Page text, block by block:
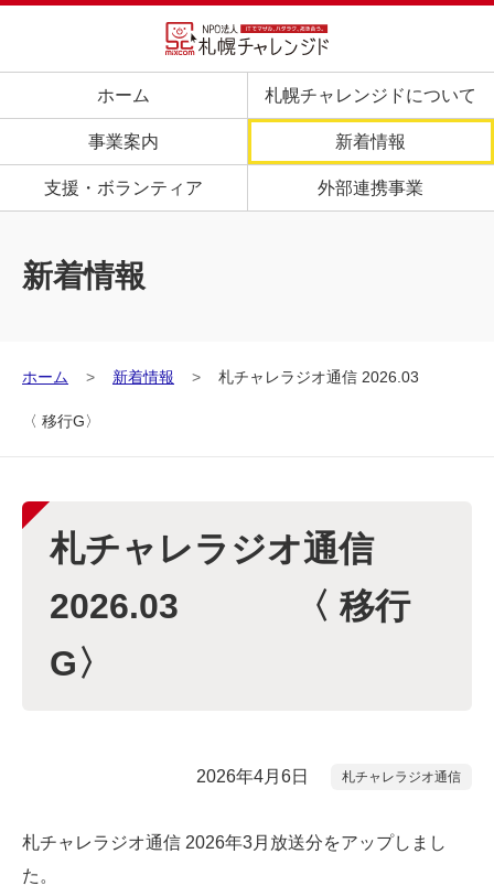
ホーム 札幌チャレンジドについて
事業案内 新着情報
支援・ボランティア 外部連携事業
新着情報
ホーム 新着情報 札チャレラジオ通信 2026.03
〈 移行G〉
札チャレラジオ通信
2026.03 〈 移行
G〉
2026年4月6日 札チャレラジオ通信
札チャレラジオ通信 2026年3月放送分をアップしまし
た。